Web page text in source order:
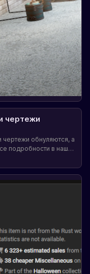
чертежи
обнуляются, а
подробности в нашей